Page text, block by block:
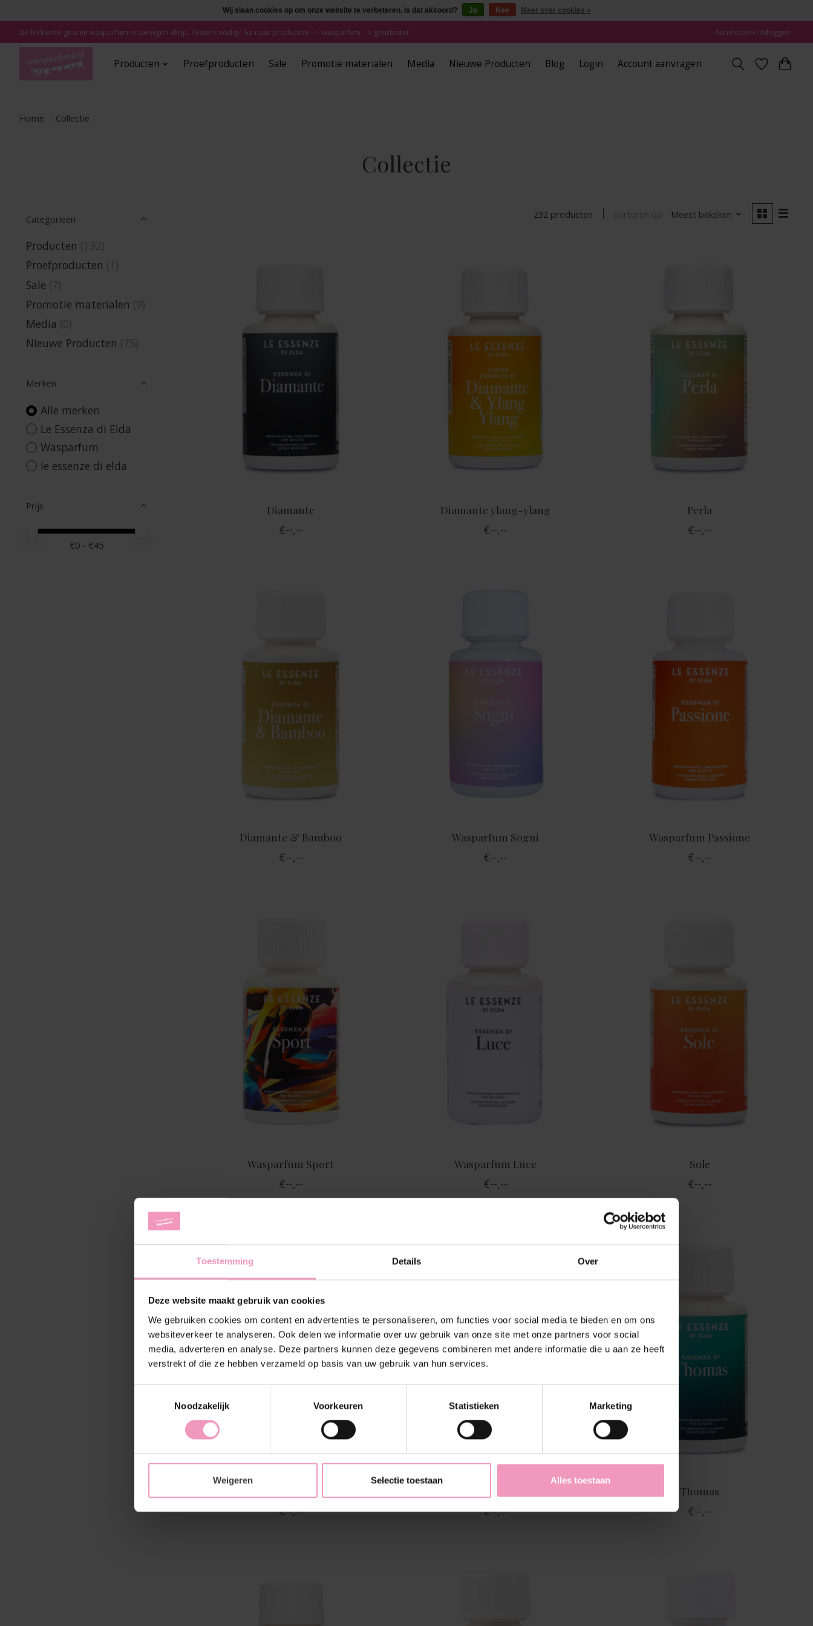
Toestemming Details Over
Deze website maakt gebruik van cookies
We gebruiken cookies om content en advertenties te personaliseren, om functies voor social media te bieden en om ons
websiteverkeer te analyseren. Ook delen we informatie over uw gebruik van onze site met onze partners voor social
media, adverteren en analyse. Deze partners kunnen deze gegevens combineren met andere informatie die u aan ze heeft
verstrekt of die ze hebben verzameld op basis van uw gebruik van hun services.
Noodzakelijk
Voorkeuren Statistieken Marketing
Weigeren Selectie toestaan Alles toestaan
De lekkerste geuren wasparfum in uw eigen shop. Testers nodig? Ga naar producten --> wasparfum --> geurtester Aanmelden / Inloggen
Producten Proefproducten Sale Promotie materialen Media Nieuwe Producten Blog Login Account aanvragen
Home Collectie
Collectie
Categorieën
Producten (132)
Proefproducten (1)
Sale (7)
Promotie materialen (9)
Media (0)
Nieuwe Producten (75)
Merken
Alle merken
Le Essenza di Elda
Wasparfum
le essenze di elda
Prijs
Minimale prijswaarde
Price maximum value
€0 - €45
232 producten Sorteren op Meest bekeken
Diamante
€--,--
Diamante ylang-ylang
€--,--
Perla
€--,--
Diamante & Bamboo
€--,--
Wasparfum Sogni
€--,--
Wasparfum Passione
€--,--
Wasparfum Sport
€--,--
Wasparfum Luce
€--,--
Sole
€--,--
€--,-- €--,--
Thomas
€--,--
Wij slaan cookies op om onze website te verbeteren. Is dat akkoord? Ja Nee Meer over cookies »